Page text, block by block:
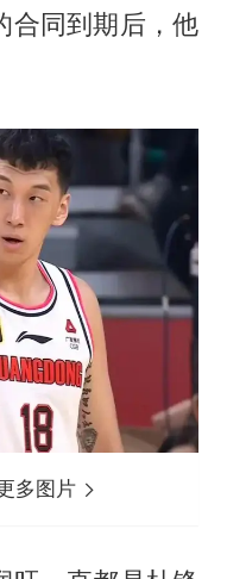
合同到期后，他
多图片